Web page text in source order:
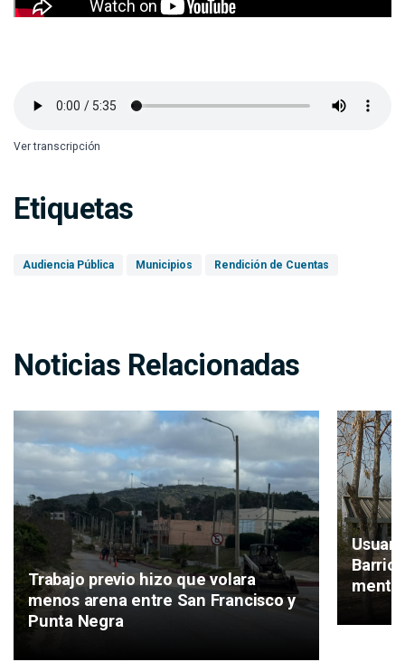
Ver transcripción
Etiquetas
Audiencia Pública Municipios Rendición de Cuentas
Noticias Relacionadas
Trabajo previo hizo que volara
menos arena entre San Francisco y
Punta Negra